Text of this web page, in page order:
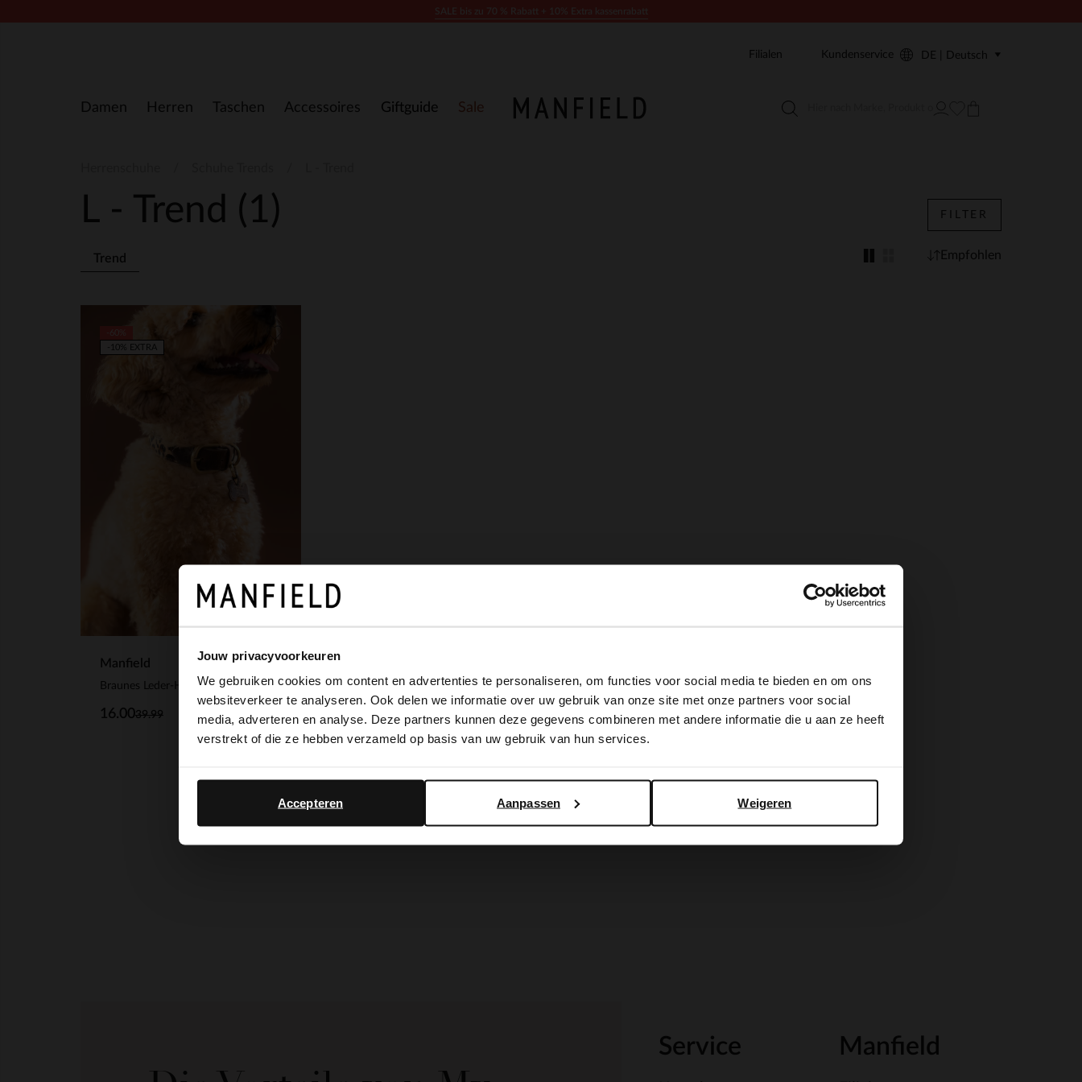
Jouw privacyvoorkeuren
We gebruiken cookies om content en advertenties te personaliseren, om functies voor social media te bieden en om ons
websiteverkeer te analyseren. Ook delen we informatie over uw gebruik van onze site met onze partners voor social
media, adverteren en analyse. Deze partners kunnen deze gegevens combineren met andere informatie die u aan ze heeft
verstrekt of die ze hebben verzameld op basis van uw gebruik van hun services.
Weigeren
Aanpassen
Accepteren
Damen Herren Taschen Accessoires Giftguide Sale
Filialen Kundenservice DE | Deutsch
L - Trend (1)
Trend
FILTER
Empfohlen
Manfield
Braunes Leder-Hundehalsband mit Leoprint - S/M/L
39.99
16.00
-10% EXTRA
Service Manfield
×
It looks like your language isn't Dutch. Would you like to